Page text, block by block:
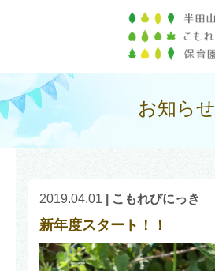
お知らせ
2019.04.01 こもれびにっき
新年度スタート！！